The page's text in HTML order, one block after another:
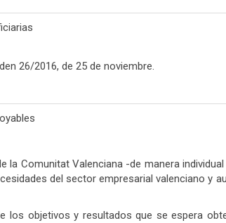
26/2016, de 25 de noviembre.
Comunitat Valenciana -de manera
del sector empresarial valenciano y
objetivos y resultados que se espera